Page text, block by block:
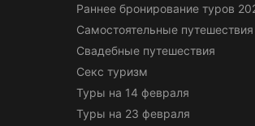
Раннее бронирование туров
Самостоятельные путешествия
Свадебные путешествия
Секс туризм
Туры на 14 февраля
Туры на 23 февраля